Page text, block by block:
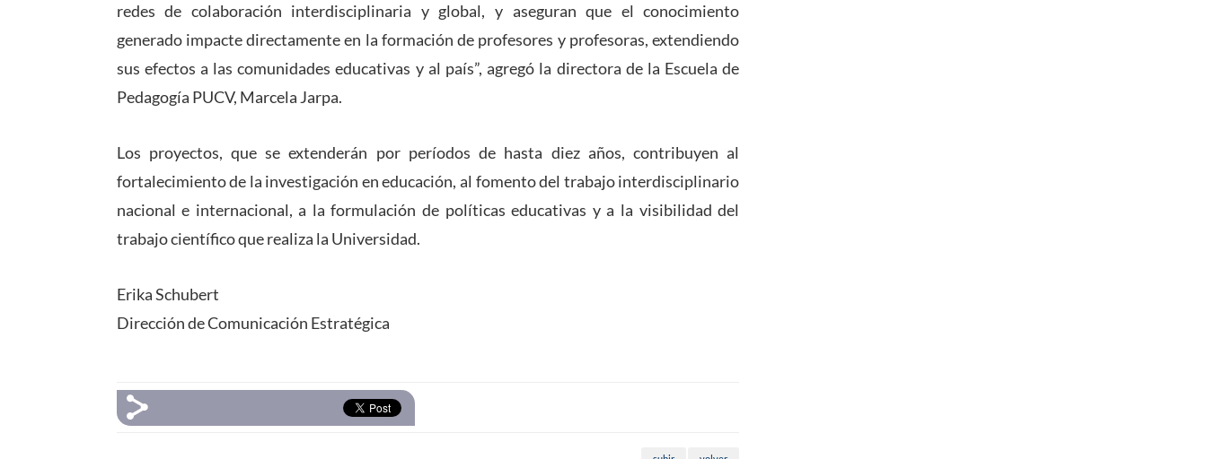
redes de colaboración interdisciplinaria y global, y aseguran que el conocimiento
generado impacte directamente en la formación de profesores y profesoras, extendiendo
sus efectos a las comunidades educativas y al país”, agregó la directora de la Escuela de
Pedagogía PUCV, Marcela Jarpa.
Los proyectos, que se extenderán por períodos de hasta diez años, contribuyen al
fortalecimiento de la investigación en educación, al fomento del trabajo interdisciplinario
nacional e internacional, a la formulación de políticas educativas y a la visibilidad del
trabajo científico que realiza la Universidad.
Erika Schubert
Dirección de Comunicación Estratégica